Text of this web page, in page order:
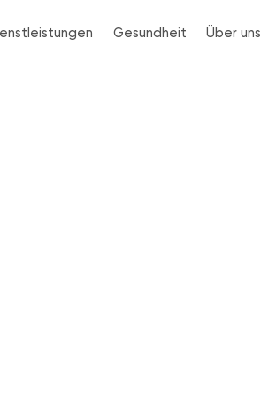
Gesundheit Über uns